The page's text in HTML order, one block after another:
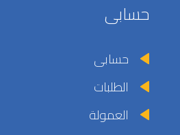
حسابى
حسابى
الطلبات
العمولة